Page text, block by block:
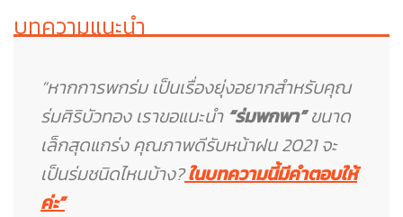
บทความแนะนำ
“หากการพกร่ม เป็นเรื่องยุ่งอยากสำหรับคุณ
ร่มศิริบัวทอง เราขอแนะนำ “ร่มพกพา”ขนาด
เล็กสุดแกร่ง คุณภาพดีรับหน้าฝน 2021 จะ
เป็นร่มชนิดไหนบ้าง?ในบทความนี้มีคำตอบให้
ค่ะ”